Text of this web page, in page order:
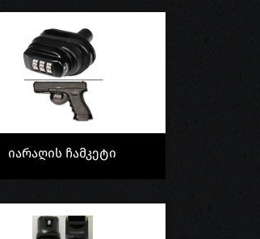
Იარაღის Ჩამკეტი